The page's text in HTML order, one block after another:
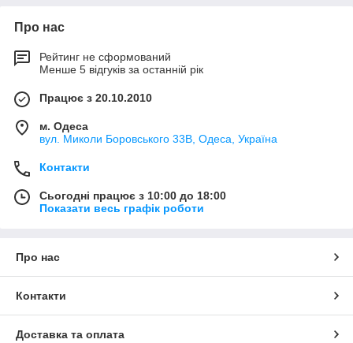
Про нас
Рейтинг не сформований
Менше 5 відгуків за останній рік
Працює з 20.10.2010
м. Одеса
вул. Миколи Боровського 33В, Одеса, Україна
Контакти
Сьогодні працює з 10:00 до 18:00
Показати весь графік роботи
Про нас
Контакти
Доставка та оплата